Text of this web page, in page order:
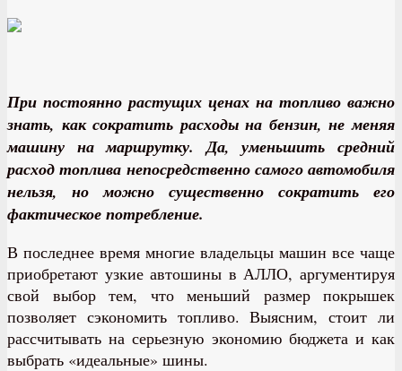
При постоянно растущих ценах на топливо важно
знать, как сократить расходы на бензин, не меняя
машину на маршрутку. Да, уменьшить средний
расход топлива непосредственно самого автомобиля
нельзя, но можно существенно сократить его
фактическое потребление.
В последнее время многие владельцы машин все чаще
приобретают узкие автошины в АЛЛО, аргументируя
свой выбор тем, что меньший размер покрышек
позволяет сэкономить топливо. Выясним, стоит ли
рассчитывать на серьезную экономию бюджета и как
выбрать «идеальные» шины.